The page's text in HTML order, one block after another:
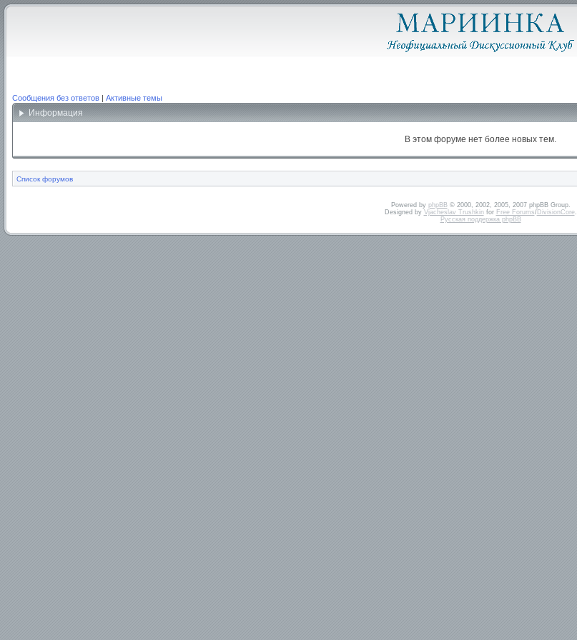
Сообщения без ответов | Активные темы
Информация
В этом форуме нет более новых тем.
Список форумов
Powered by phpBB© 2000, 2002, 2005, 2007 phpBB Group.
Designed by Vjacheslav Trushkinfor Free Forums/DivisionCore.
Русская поддержка phpBB